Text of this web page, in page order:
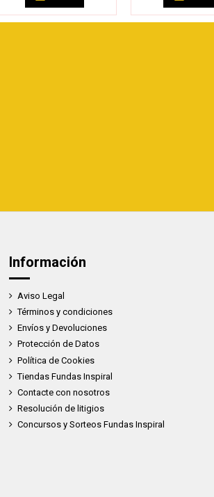
Información
Aviso Legal
Términos y condiciones
Envíos y Devoluciones
Protección de Datos
Política de Cookies
Tiendas Fundas Inspiral
Contacte con nosotros
Resolución de litigios
Concursos y Sorteos Fundas Inspiral